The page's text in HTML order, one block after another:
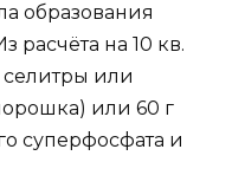
образования
расчёта на 10 кв.
или
или 60 г
суперфосфата и